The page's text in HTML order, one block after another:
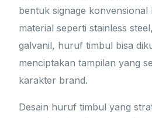
bentuk signage konvensional
material seperti stainless
galvanil, huruf timbul bisa
menciptakan tampilan yang
karakter brand.
Desain huruf timbul yang